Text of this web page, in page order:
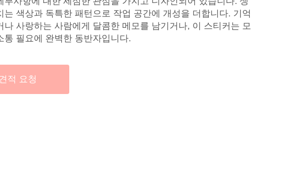
는 색상과 독특한 패턴으로 작업 공간에 개성을 더합니다. 기억
나 사랑하는 사람에게 달콤한 메모를 남기거나, 이 스티커는 모
통 필요에 완벽한 동반자입니다.
견적 요청